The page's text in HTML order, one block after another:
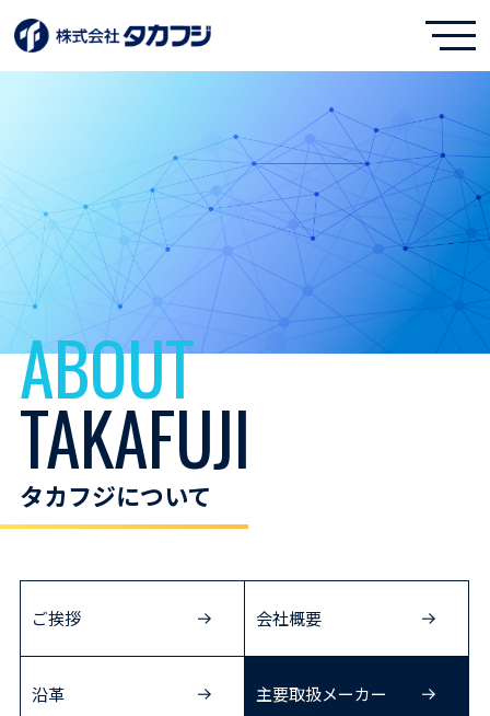
ご挨拶 会社概要
沿革 主要取扱メーカー
ABOUT
TAKAFUJI
タカフジについて